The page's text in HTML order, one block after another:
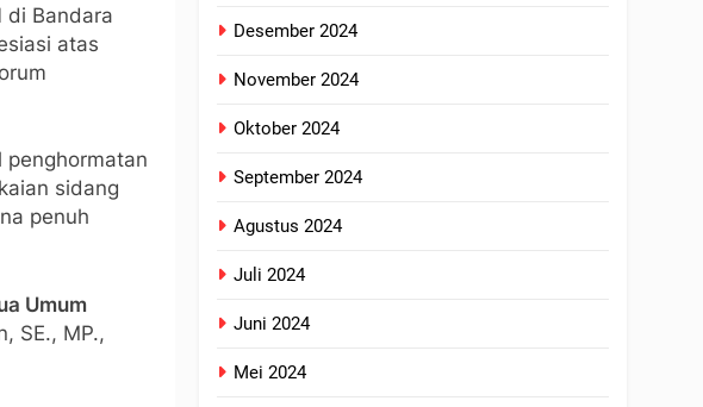
di Bandara
atas
penghormatan
sidang
penuh
Umum
SE., MP.,
Desember 2024
November 2024
Oktober 2024
September 2024
Agustus 2024
Juli 2024
Juni 2024
Mei 2024